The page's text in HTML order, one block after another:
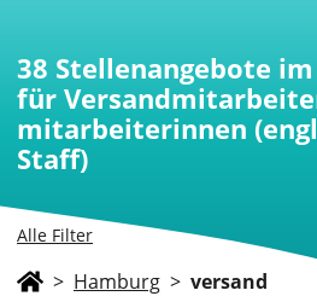
Alle Filter
38 Stellenangebote im
für
mitarbeiterinnen
Staff)
> Hamburg > versand